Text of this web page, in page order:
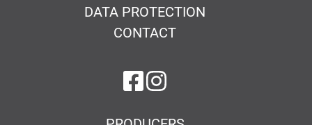
DATA PROTECTION
CONTACT
on Facebook
on Instagram